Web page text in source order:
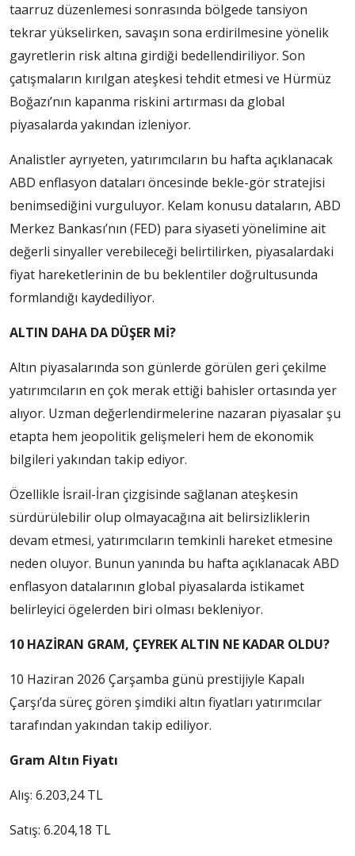
taarruz düzenlemesi sonrasında bölgede tansiyon
tekrar yükselirken, savaşın sona erdirilmesine yönelik
gayretlerin risk altına girdiği bedellendiriliyor. Son
çatışmaların kırılgan ateşkesi tehdit etmesi ve Hürmüz
Boğazı’nın kapanma riskini artırması da global
piyasalarda yakından izleniyor.
Analistler ayrıyeten, yatırımcıların bu hafta açıklanacak
ABD enflasyon dataları öncesinde bekle-gör stratejisi
benimsediğini vurguluyor. Kelam konusu dataların, ABD
Merkez Bankası’nın (FED) para siyaseti yönelimine ait
değerli sinyaller verebileceği belirtilirken, piyasalardaki
fiyat hareketlerinin de bu beklentiler doğrultusunda
formlandığı kaydediliyor.
ALTIN DAHA DA DÜŞER Mİ?
Altın piyasalarında son günlerde görülen geri çekilme
yatırımcıların en çok merak ettiği bahisler ortasında yer
alıyor. Uzman değerlendirmelerine nazaran piyasalar şu
etapta hem jeopolitik gelişmeleri hem de ekonomik
bilgileri yakından takip ediyor.
Özellikle İsrail-İran çizgisinde sağlanan ateşkesin
sürdürülebilir olup olmayacağına ait belirsizliklerin
devam etmesi, yatırımcıların temkinli hareket etmesine
neden oluyor. Bunun yanında bu hafta açıklanacak ABD
enflasyon datalarının global piyasalarda istikamet
belirleyici ögelerden biri olması bekleniyor.
10 HAZİRAN GRAM, ÇEYREK ALTIN NE KADAR OLDU?
10 Haziran 2026 Çarşamba günü prestijiyle Kapalı
Çarşı’da süreç gören şimdiki altın fiyatları yatırımcılar
tarafından yakından takip ediliyor.
Gram Altın Fiyatı
Alış: 6.203,24 TL
Satış: 6.204,18 TL